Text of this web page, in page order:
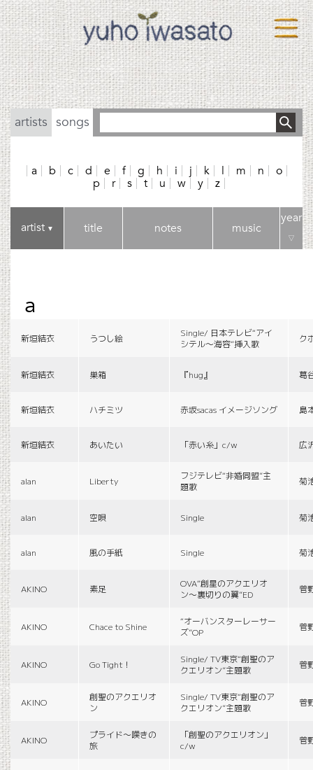
artists songs
a b c d e f g h i j k l m n
o
p
r s t u w y z
artist▼ title notes music
year
▽
a
新垣結衣 うつし絵
Single/ 日本テレビ“アイ
シテル〜海容”挿入歌
ク
新垣結衣 巣箱 『hug』 葛
新垣結衣 ハチミツ 赤坂sacas イメージソング 島
新垣結衣 あいたい 「赤い糸」c/w 広
alan Liberty
フジテレビ“非婚同盟”主
題歌
菊
alan 空唄 Single 菊
alan 風の手紙 Single 菊
AKINO 素足
OVA“創星のアクエリオ
ン〜裏切りの翼”ED
菅
AKINO Chace to Shine
“オーバンスターレーサー
ズ”OP
菅
AKINO Go Tight！
Single/ TV東京“創聖のア
クエリオン”主題歌
菅
AKINO
創聖のアクエリオ
ン
Single/ TV東京“創聖のア
クエリオン”主題歌
菅
AKINO
プライド〜嘆きの
旅
「創聖のアクエリオン」
c/w
菅